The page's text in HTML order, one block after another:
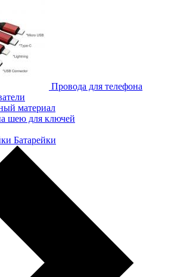
Провода для телефона
материал
шею для ключей
Батарейки